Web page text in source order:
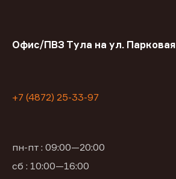
Офис/ПВЗ Тула на ул. Парковая
+7 (4872) 25-33-97
пн-пт : 09:00—20:00
сб : 10:00—16:00